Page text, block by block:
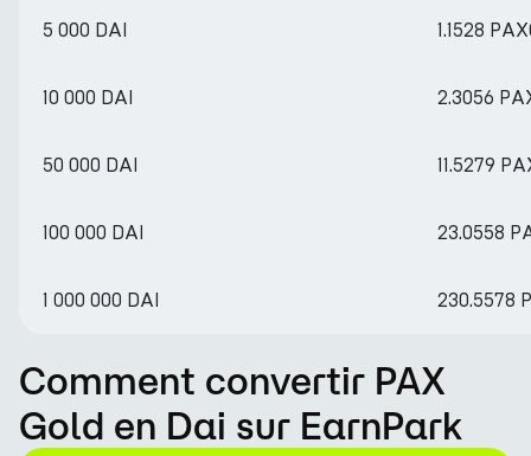
5 000 DAI 1.1528
10 000 DAI 2.3056
50 000 DAI 11.5279
100 000 DAI 23.0558
1 000 000 DAI 230.5578
Comment convertir PAX
Gold en Dai sur EarnPark